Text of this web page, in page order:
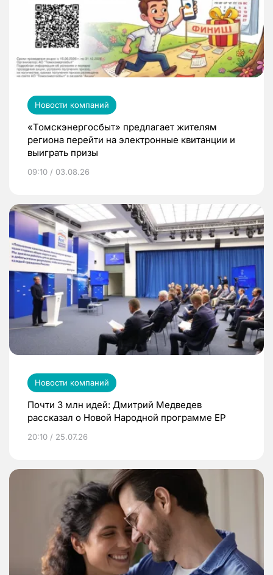
Новости компаний
«Томскэнергосбыт» предлагает жителям
региона перейти на электронные квитанции и
выиграть призы
09:10 / 03.08.26
Новости компаний
Почти 3 млн идей: Дмитрий Медведев
рассказал о Новой Народной программе ЕР
20:10 / 25.07.26